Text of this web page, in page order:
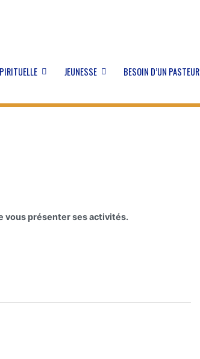
JEUNESSE BESOIN D’UN PASTEUR
vous présenter ses activités.